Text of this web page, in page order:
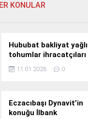
KONULAR
Hububat bakliyat yağlı
tohumlar ihracatçıları
Güney Kore yolcusu
11.01.2026 0
Eczacıbaşı Dynavit’in
konuğu İlbank